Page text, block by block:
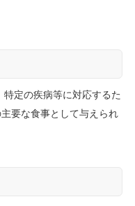
定の疾病等に対応するた
要な食事として与えられ